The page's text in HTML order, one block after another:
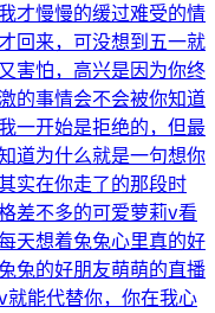
才慢慢的缓过难受的情
回来，可没想到五一就
害怕，高兴是因为你终
的事情会不会被你知道
一开始是拒绝的，但最
道为什么就是一句想你
实在你走了的那段时
差不多的可爱萝莉v看
天想着兔兔心里真的好
兔的好朋友萌萌的直播
能代替你，你在我心